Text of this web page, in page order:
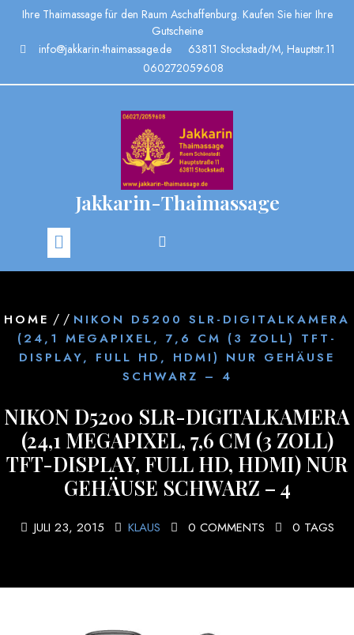
Ihre Thaimassage für den Raum Aschaffenburg. Kaufen Sie hier Ihre
Gutscheine
info@jakkarin-thaimassage.de
63811 Stockstadt/M, Hauptstr.11
060272059608
Jakkarin-Thaimassage
HOME / / NIKON D5200 SLR-DIGITALKAMERA
(24,1 MEGAPIXEL, 7,6 CM (3 ZOLL) TFT-
DISPLAY, FULL HD, HDMI) NUR GEHÄUSE
SCHWARZ – 4
NIKON D5200 SLR-DIGITALKAMERA
(24,1 MEGAPIXEL, 7,6 CM (3 ZOLL)
TFT-DISPLAY, FULL HD, HDMI) NUR
GEHÄUSE SCHWARZ – 4
JULI 23, 2015 KLAUS 0 COMMENTS 0 TAGS